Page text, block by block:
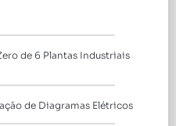
de 6 Plantas Industriais
de Diagramas Elétricos